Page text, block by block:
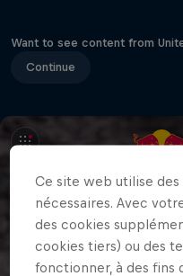
Want to see content from
Continue
Ce site web utilise
nécessaires. Avec
des cookies
cookies tiers) ou des
fonctionner, à des fins